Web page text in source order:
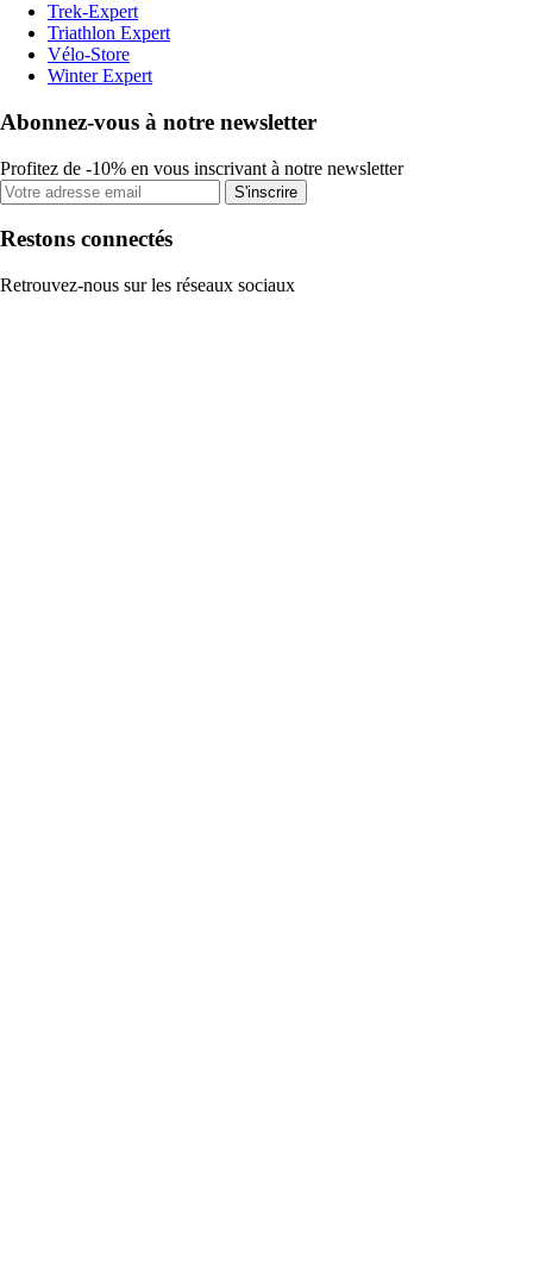
Trek-Expert
Triathlon Expert
Vélo-Store
Winter Expert
Abonnez-vous à notre newsletter
Profitez de -10% en vous inscrivant à notre newsletter
S'inscrire
Restons connectés
Retrouvez-nous sur les réseaux sociaux